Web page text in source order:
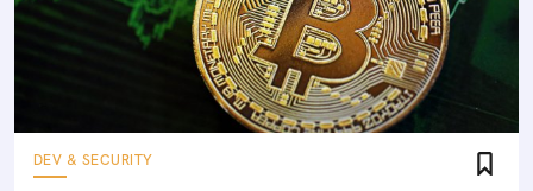
DEV & SECURITY